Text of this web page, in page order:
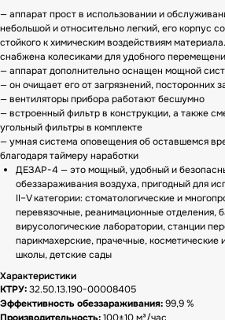
— аппарат прост в использовании и
небольшой и относительно легкий, его корпус
стойкого к химическим воздействиям
снабжена колесиками для удобного
— аппарат дополнительно оснащен мощной
— он очищает его от загрязнений, посторонних
— вентиляторы прибора работают бесшумно
— встроенный фильтр в конструкции, а также
угольный фильтры в комплекте
— умная система оповещения об оставшемся
благодаря таймеру наработки
ДЕЗАР-4 — это мощный, удобный и
обеззараживания воздуха, пригодный для
II–V категории: стоматологические и
перевязочные, реанимационные отделения,
вирусологические лаборатории, станции
парикмахерские, прачечные,
школы, детские сады
Характеристики
КТРУ:32.50.13.190-00008405
Эффективность обеззараживания:99,9 %